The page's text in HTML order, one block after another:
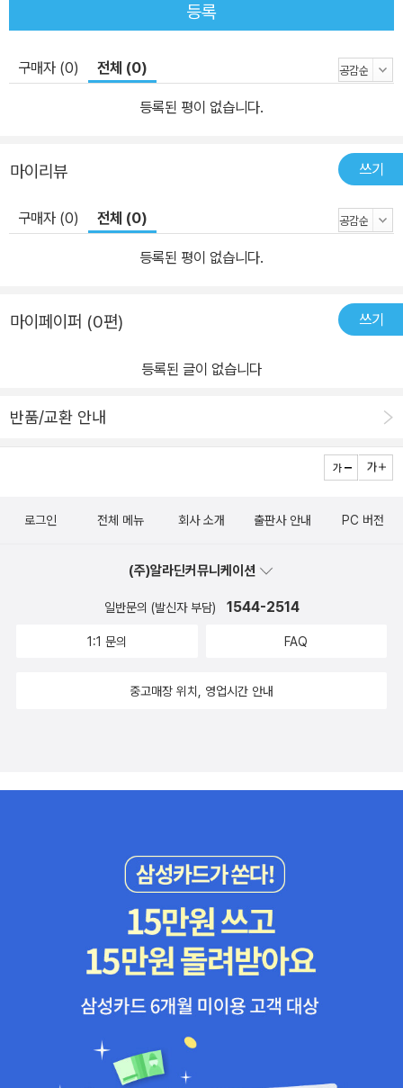
등록
구매자 (0) 전체 (0)
등록된 평이 없습니다.
마이리뷰 쓰기
구매자 (0) 전체 (0)
등록된 평이 없습니다.
마이페이퍼 (0편) 쓰기
등록된 글이 없습니다
반품/교환 안내
로그인 전체 메뉴 회사 소개 출판사 안내 PC 버전
(주)알라딘커뮤니케이션
일반문의 (발신자 부담) 1544-2514
1:1 문의 FAQ
중고매장 위치, 영업시간 안내